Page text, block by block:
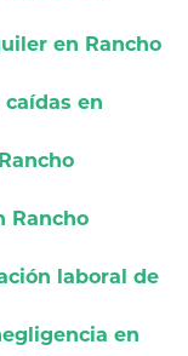
en Rancho
en
Rancho
laboral de
en